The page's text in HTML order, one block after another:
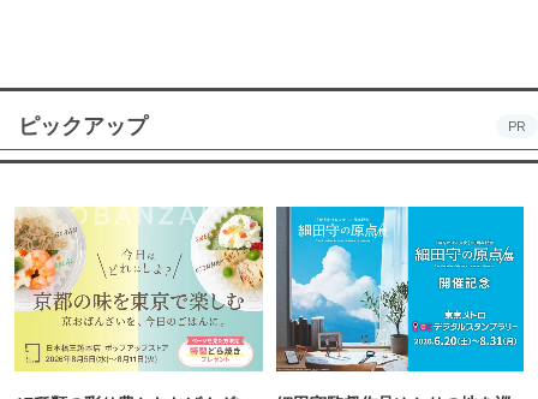
ピックアップ PR